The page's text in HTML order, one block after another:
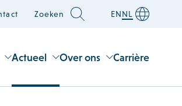
Zoeken ENNL
Actueel Over ons Carrière